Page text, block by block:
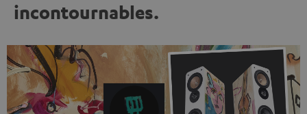
incontournables.